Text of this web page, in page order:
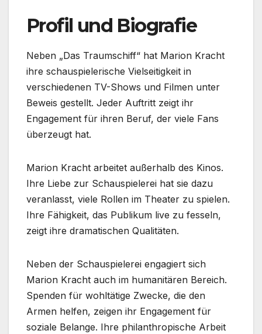
Profil und Biografie
Neben „Das Traumschiff“ hat Marion Kracht
ihre schauspielerische Vielseitigkeit in
verschiedenen TV-Shows und Filmen unter
Beweis gestellt. Jeder Auftritt zeigt ihr
Engagement für ihren Beruf, der viele Fans
überzeugt hat.
Marion Kracht arbeitet außerhalb des Kinos.
Ihre Liebe zur Schauspielerei hat sie dazu
veranlasst, viele Rollen im Theater zu spielen.
Ihre Fähigkeit, das Publikum live zu fesseln,
zeigt ihre dramatischen Qualitäten.
Neben der Schauspielerei engagiert sich
Marion Kracht auch im humanitären Bereich.
Spenden für wohltätige Zwecke, die den
Armen helfen, zeigen ihr Engagement für
soziale Belange. Ihre philanthropische Arbeit